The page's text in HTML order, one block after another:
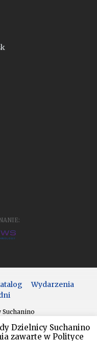
Wydarzenia
Dzielnicy Suchanino
zawarte w Polityce